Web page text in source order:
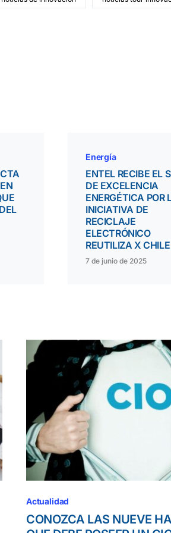
Energía
ENTEL RECIBE EL
DE EXCELENCIA
ENERGÉTICA POR
INICIATIVA DE
RECICLAJE
ELECTRÓNICO
REUTILIZA X CHILE
7 de junio de 2025
Actualidad
CONOZCA LAS NUEVE